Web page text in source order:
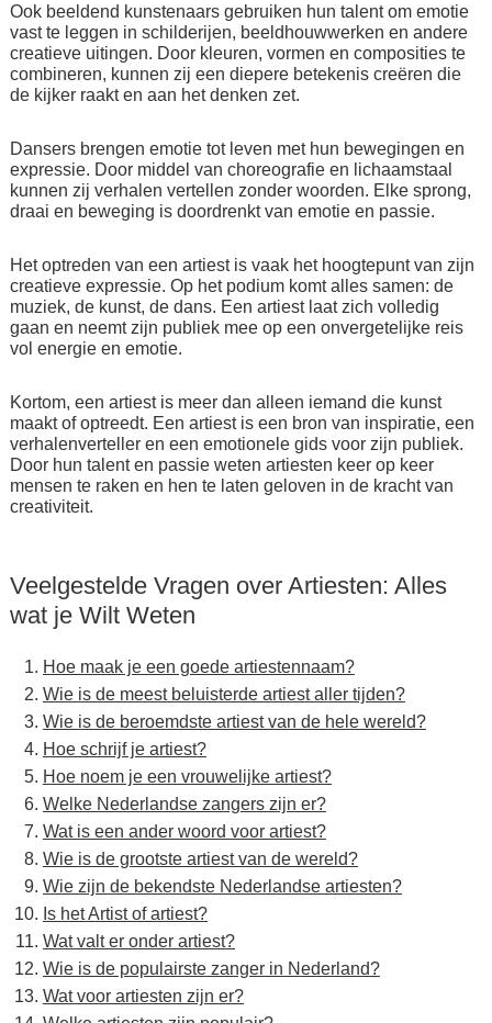
Ook beeldend kunstenaars gebruiken hun talent om emotie
vast te leggen in schilderijen, beeldhouwwerken en andere
creatieve uitingen. Door kleuren, vormen en composities te
combineren, kunnen zij een diepere betekenis creëren die
de kijker raakt en aan het denken zet.
Dansers brengen emotie tot leven met hun bewegingen en
expressie. Door middel van choreografie en lichaamstaal
kunnen zij verhalen vertellen zonder woorden. Elke sprong,
draai en beweging is doordrenkt van emotie en passie.
Het optreden van een artiest is vaak het hoogtepunt van zijn
creatieve expressie. Op het podium komt alles samen: de
muziek, de kunst, de dans. Een artiest laat zich volledig
gaan en neemt zijn publiek mee op een onvergetelijke reis
vol energie en emotie.
Kortom, een artiest is meer dan alleen iemand die kunst
maakt of optreedt. Een artiest is een bron van inspiratie, een
verhalenverteller en een emotionele gids voor zijn publiek.
Door hun talent en passie weten artiesten keer op keer
mensen te raken en hen te laten geloven in de kracht van
creativiteit.
Veelgestelde Vragen over Artiesten: Alles
wat je Wilt Weten
Hoe maak je een goede artiestennaam?
Wie is de meest beluisterde artiest aller tijden?
Wie is de beroemdste artiest van de hele wereld?
Hoe schrijf je artiest?
Hoe noem je een vrouwelijke artiest?
Welke Nederlandse zangers zijn er?
Wat is een ander woord voor artiest?
Wie is de grootste artiest van de wereld?
Wie zijn de bekendste Nederlandse artiesten?
Is het Artist of artiest?
Wat valt er onder artiest?
Wie is de populairste zanger in Nederland?
Wat voor artiesten zijn er?